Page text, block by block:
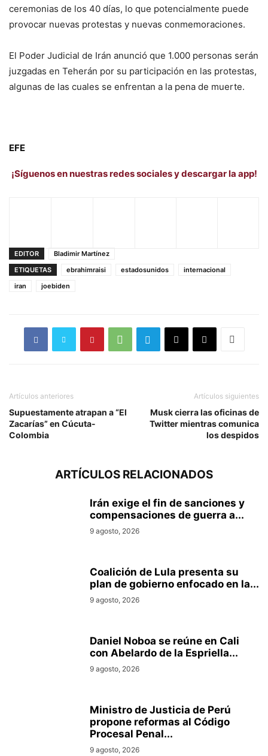
ceremonias de los 40 días, lo que potencialmente puede
provocar nuevas protestas y nuevas conmemoraciones.
El Poder Judicial de Irán anunció que 1.000 personas serán
juzgadas en Teherán por su participación en las protestas,
algunas de las cuales se enfrentan a la pena de muerte.
EFE
¡Síguenos en nuestras redes sociales y descargar la app!
EDITOR
Bladimir Martínez
ETIQUETAS
ebrahimraisi estadosunidos
internacional
iran
joebiden
Artículos anteriores
Supuestamente atrapan a “El
Zacarías” en Cúcuta-
Colombia
Artículos siguientes
Musk cierra las oficinas de
Twitter mientras comunica
los despidos
ARTÍCULOS RELACIONADOS
Irán exige el fin de sanciones y
compensaciones de guerra a...
9 agosto, 2026
Coalición de Lula presenta su
plan de gobierno enfocado en la...
9 agosto, 2026
Daniel Noboa se reúne en Cali
con Abelardo de la Espriella...
9 agosto, 2026
Ministro de Justicia de Perú
propone reformas al Código
Procesal Penal...
9 agosto, 2026